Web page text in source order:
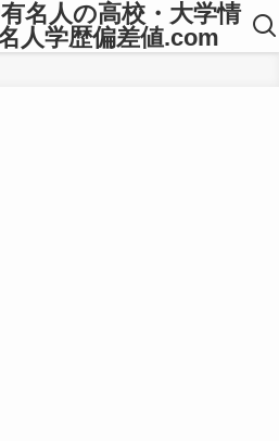
名人の高校・大学情
人学歴偏差値.com